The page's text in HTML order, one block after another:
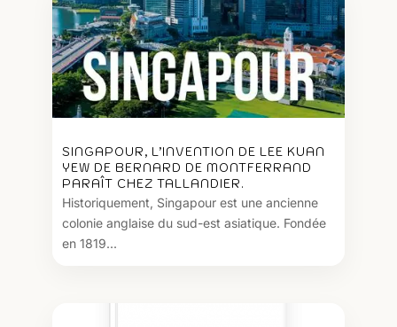
SINGAPOUR, L’INVENTION DE LEE KUAN
YEW DE BERNARD DE MONTFERRAND
PARAÎT CHEZ TALLANDIER.
Historiquement, Singapour est une ancienne
colonie anglaise du sud-est asiatique. Fondée
en 1819...